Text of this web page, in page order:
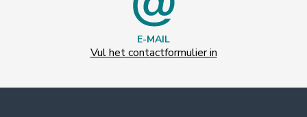
E-MAIL
Vul het contactformulier in